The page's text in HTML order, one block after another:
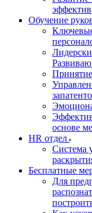
Обучение
основе
HR отдел
Система
Бесплатные
Для